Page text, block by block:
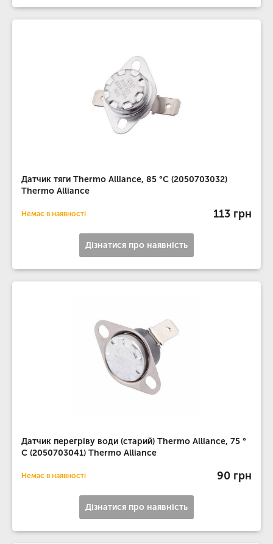
Датчик тяги Thermo Alliance, 85 °С (2050703032)
Thermo Alliance
Немає в наявності 113 грн
Дізнатися про наявність
Датчик перегріву води (старий) Thermo Alliance, 75 °
С (2050703041) Thermo Alliance
Немає в наявності 90 грн
Дізнатися про наявність